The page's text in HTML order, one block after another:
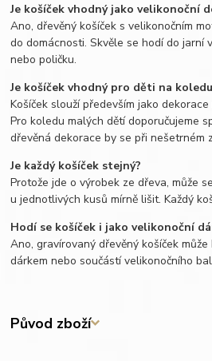
Je košíček vhodný jako velikonoční
Ano, dřevěný košíček s velikonočním
do domácnosti. Skvěle se hodí do jarní
nebo poličku.
Je košíček vhodný pro děti na
Košíček slouží především jako
Pro koledu malých dětí doporučujeme
dřevěná dekorace by se při nešetrném
Je každý košíček stejný?
Protože jde o výrobek ze dřeva, může
u jednotlivých kusů mírně lišit. Každý
Hodí se košíček i jako velikonoční
Ano, gravírovaný dřevěný košíček
dárkem nebo součástí velikonočního
Původ zboží